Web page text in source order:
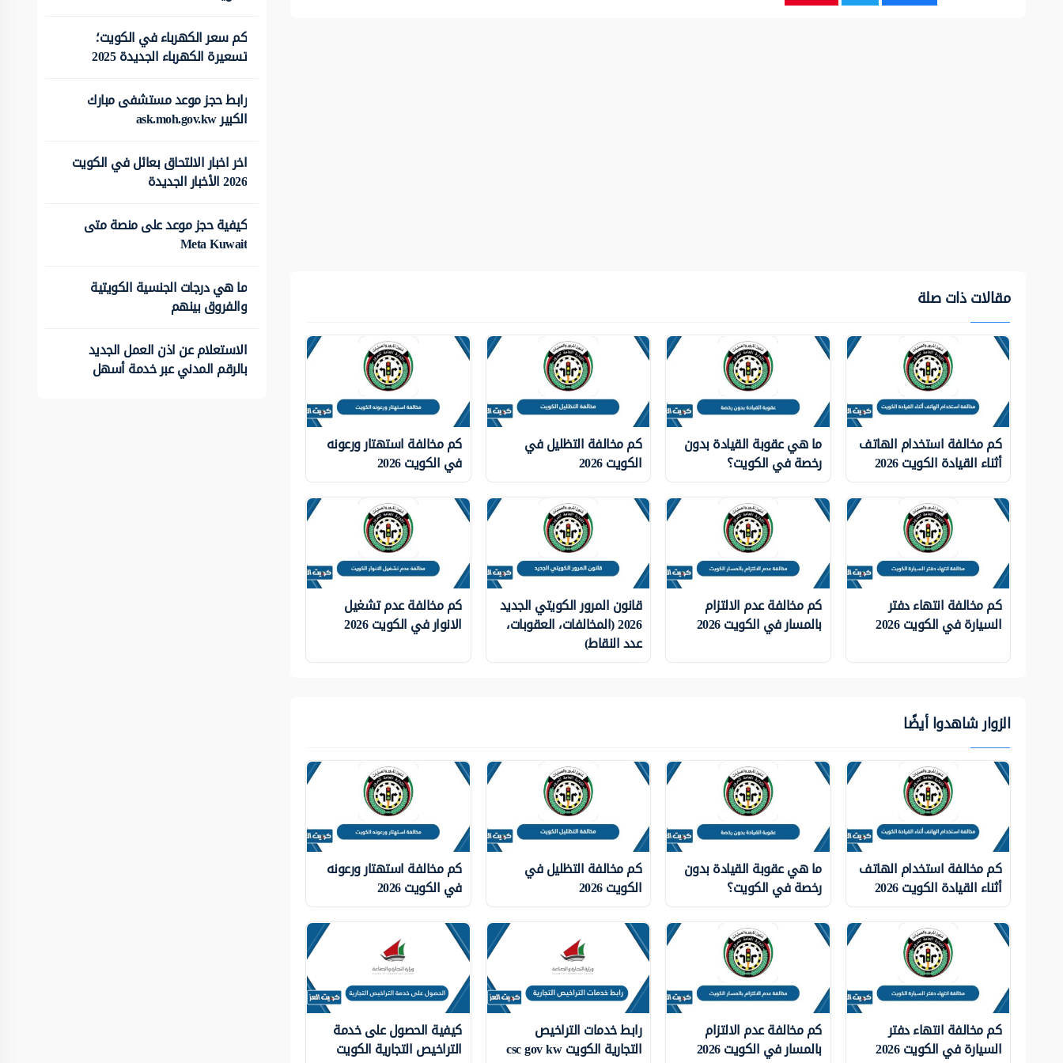
مقالات ذات صلة
كم مخالفة استخدام الهاتف
أثناء القيادة الكويت 2026
ما هي عقوبة القيادة بدون
رخصة في الكويت؟
كم مخالفة التظليل في
الكويت 2026
كم مخالفة استهتار ورعونه
في الكويت 2026
كم مخالفة انتهاء دفتر
السيارة في الكويت 2026
كم مخالفة عدم الالتزام
بالمسار في الكويت 2026
قانون المرور الكويتي الجديد
2026 (المخالفات، العقوبات،
عدد النقاط)
كم مخالفة عدم تشغيل
الانوار في الكويت 2026
الزوار شاهدوا أيضًا
كم مخالفة استخدام الهاتف
أثناء القيادة الكويت 2026
ما هي عقوبة القيادة بدون
رخصة في الكويت؟
كم مخالفة التظليل في
الكويت 2026
كم مخالفة استهتار ورعونه
في الكويت 2026
كم مخالفة انتهاء دفتر
السيارة في الكويت 2026
كم مخالفة عدم الالتزام
بالمسار في الكويت 2026
رابط خدمات التراخيص
التجارية الكويت csc gov kw
كيفية الحصول على خدمة
التراخيص التجارية الكويت
كم سعر الكهرباء في الكويت؛
تسعيرة الكهرباء الجديدة 2025
رابط حجز موعد مستشفى مبارك
الكبير ask.moh.gov.kw
اخر اخبار الالتحاق بعائل في الكويت
2026 الأخبار الجديدة
كيفية حجز موعد على منصة متى
Meta Kuwait
ما هي درجات الجنسية الكويتية
والفروق بينهم
الاستعلام عن اذن العمل الجديد
بالرقم المدني عبر خدمة أسهل